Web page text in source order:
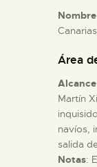
Canarias
Área
Martín
navíos,
salida
Notas: